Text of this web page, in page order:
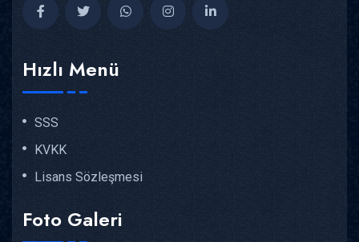
Hızlı Menü
SSS
KVKK
Lisans Sözleşmesi
Foto Galeri